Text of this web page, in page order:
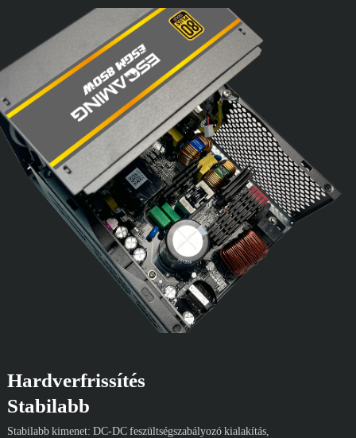
Hardverfrissítés
Stabilabb
Stabilabb kimenet: DC-DC feszültségszabályozó kialakítás,